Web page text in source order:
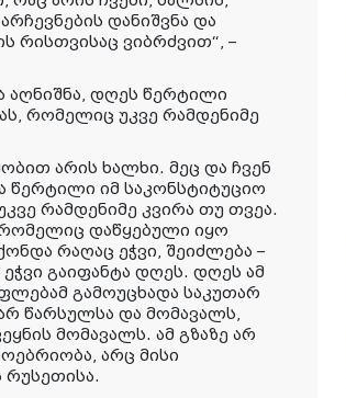
დანიშვნა და
რისთვისაც ვიბრძვით“, –
აღნიშნა, დღეს წერტილი
რომელიც უკვე რამდენიმე
არის ხალხი. მეც და ჩვენ
წერტილი იმ საკონსტიტუციო
რამდენიმე კვირა თუ თვეა.
დაწყებული იყო
რაღაც ეჭვი, შეიძლება –
ეჭვი გაიფანტა დღეს. დღეს ამ
გამოუცხადა საკუთარ
წარსულსა და მომავალს,
მომავალს. ამ გზაზე არ
არც მისი